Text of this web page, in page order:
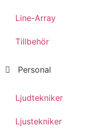
Line-Array
Tillbehör
Personal
Ljudtekniker
Ljustekniker